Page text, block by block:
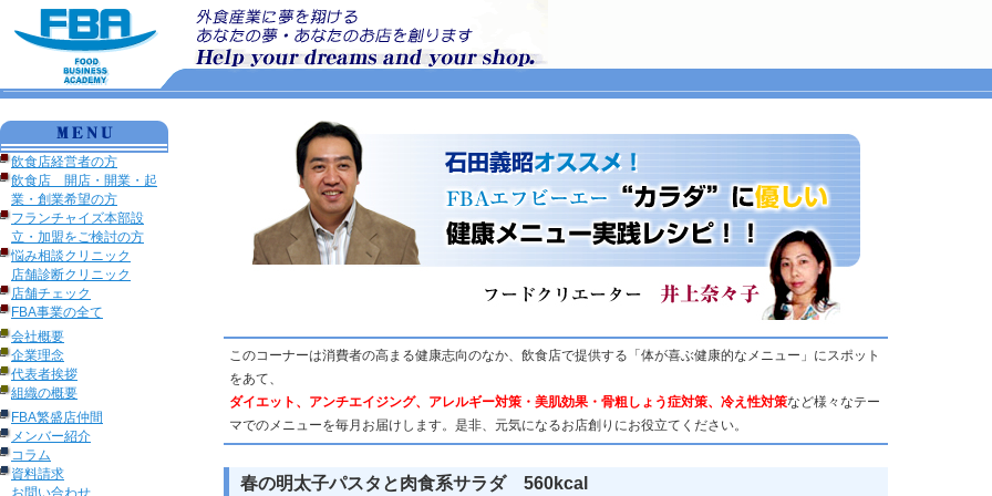
飲食店経営者の方
飲食店 開店・開業・起
業・創業希望の方
フランチャイズ本部設
立・加盟をご検討の方
悩み相談クリニック
店舗診断クリニック
店舗チェック
FBA事業の全て
会社概要
企業理念
代表者挨拶
組織の概要
FBA繁盛店仲間
メンバー紹介
コラム
資料請求
お問い合わせ
このコーナーは消費者の高まる健康志向のなか、飲食店で提供する「体が喜ぶ健康的なメニュー」にスポット
をあて、
ダイエット、アンチエイジング、アレルギー対策・美肌効果・骨粗しょう症対策、冷え性対策など様々なテー
マでのメニューを毎月お届けします。是非、元気になるお店創りにお役立てください。
春の明太子パスタと肉食系サラダ 560kcal